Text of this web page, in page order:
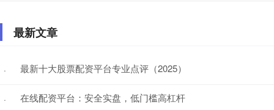
最新文章
· 最新十大股票配资平台专业点评（2025）
· 在线配资平台：安全实盘，低门槛高杠杆